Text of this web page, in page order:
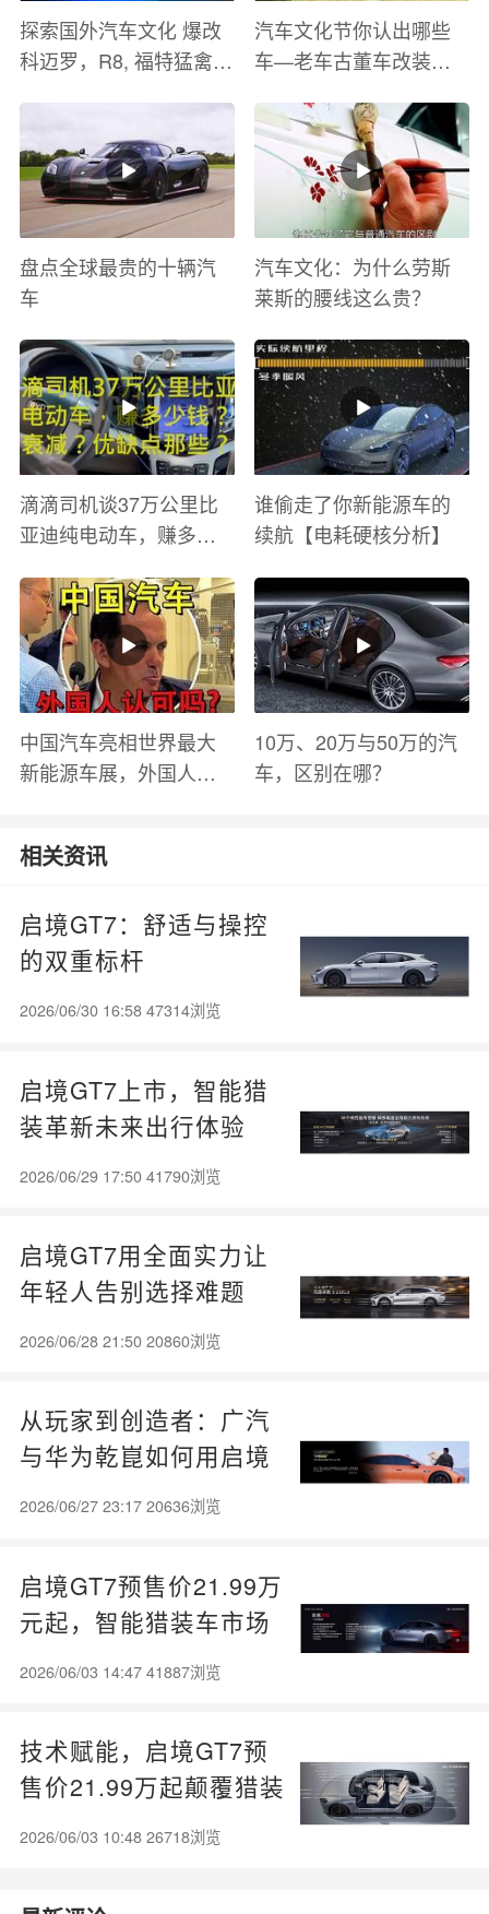
探索国外汽车文化 爆改
科迈罗，R8, 福特猛禽
汽车文化节你认出哪些
车—老车古董车改装车
盘点全球最贵的十辆汽
车
汽车文化：为什么劳斯
莱斯的腰线这么贵？
滴滴司机谈37万公里比
亚迪纯电动车，赚多少
有哪些？
谁偷走了你新能源车的
续航【电耗硬核分析】
中国汽车亮相世界最大
新能源车展，外国人怎
10万、20万与50万的汽
车，区别在哪？
相关资讯
启境GT7：舒适与操控
的双重标杆
2026/06/30 16:58 47314浏览
启境GT7上市，智能猎
装革新未来出行体验
2026/06/29 17:50 41790浏览
启境GT7用全面实力让
年轻人告别选择难题
2026/06/28 21:50 20860浏览
从玩家到创造者：广汽
与华为乾崑如何用启境
GT7开启智能汽车新纪
2026/06/27 23:17 20636浏览
启境GT7预售价21.99万
元起，智能猎装车市场
2026/06/03 14:47 41887浏览
技术赋能，启境GT7预
售价21.99万起颠覆猎装
2026/06/03 10:48 26718浏览